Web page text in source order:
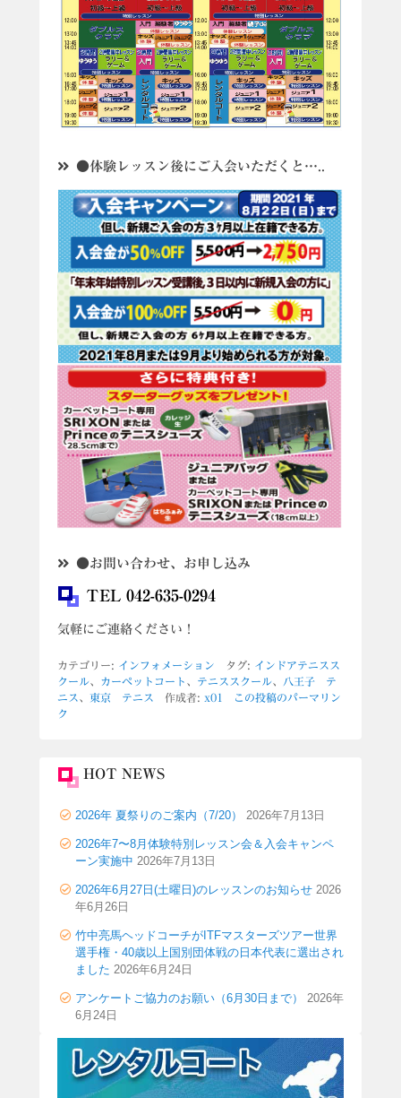
●体験レッスン後にご入会いただくと…..
●お問い合わせ、お申し込み
TEL 042-635-0294
気軽にご連絡ください！
カテゴリー: インフォメーション タグ: インドアテニスス
クール、 カーペットコート 、 テニススクール、
八王子 テ
ニス 、 東京 テニス 作成者: x01
この投稿のパーマリン
ク
HOT NEWS
2026年 夏祭りのご案内（7/20） 2026年7月13日
2026年7〜8月体験特別レッスン会＆入会キャンペ
ーン実施中 2026年7月13日
2026年6月27日(土曜日)のレッスンのお知らせ 2026
年6月26日
竹中亮馬ヘッドコーチがITFマスターズツアー世界
選手権・40歳以上国別団体戦の日本代表に選出され
ました 2026年6月24日
アンケートご協力のお願い（6月30日まで）
2026年
6月24日